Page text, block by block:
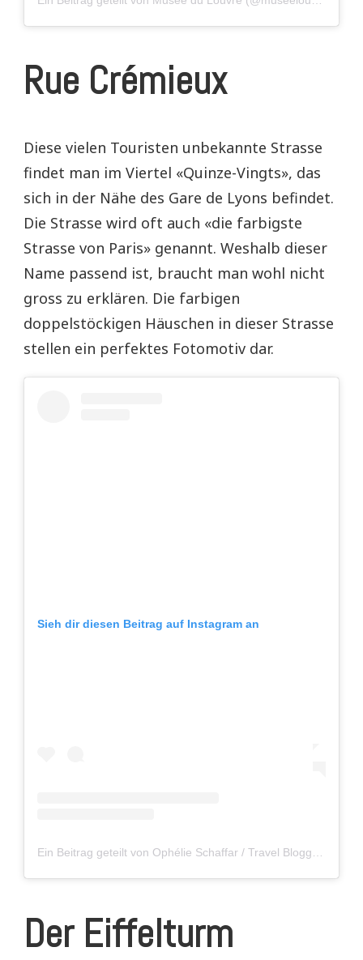
Rue Crémieux
Diese vielen Touristen unbekannte Strasse
findet man im Viertel «Quinze-Vingts», das
sich in der Nähe des Gare de Lyons befindet.
Die Strasse wird oft auch «die farbigste
Strasse von Paris» genannt. Weshalb dieser
Name passend ist, braucht man wohl nicht
gross zu erklären. Die farbigen
doppelstöckigen Häuschen in dieser Strasse
stellen ein perfektes Fotomotiv dar.
Sieh dir diesen Beitrag auf Instagram an
Ein Beitrag geteilt von Ophélie Schaffar / Travel Blogger (@limitlesssecrets)
Der Eiffelturm